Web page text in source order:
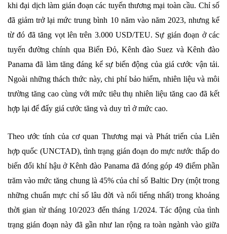
khi đại dịch làm gián đoạn các tuyến thương mại toàn cầu. Chỉ số
đã giảm trở lại mức trung bình 10 năm vào năm 2023, nhưng kể
từ đó đã tăng vọt lên trên 3.000 USD/TEU. Sự gián đoạn ở các
tuyến đường chính qua Biển Đỏ, Kênh đào Suez và Kênh đào
Panama đã làm tăng đáng kể sự biến động của giá cước vận tải.
Ngoài những thách thức này, chi phí bảo hiểm, nhiên liệu và môi
trường tăng cao cùng với mức tiêu thụ nhiên liệu tăng cao đã kết
hợp lại để đẩy giá cước tăng và duy trì ở mức cao.
Theo ước tính của cơ quan Thương mại và Phát triển của Liên
hợp quốc (UNCTAD), tình trạng gián đoạn do mực nước thấp do
biến đổi khí hậu ở Kênh đào Panama đã đóng góp 49 điểm phần
trăm vào mức tăng chung là 45% của chỉ số Baltic Dry (một trong
những chuẩn mực chỉ số lâu đời và nổi tiếng nhất) trong khoảng
thời gian từ tháng 10/2023 đến tháng 1/2024. Tác động của tình
trạng gián đoạn này đã gần như lan rộng ra toàn ngành vào giữa